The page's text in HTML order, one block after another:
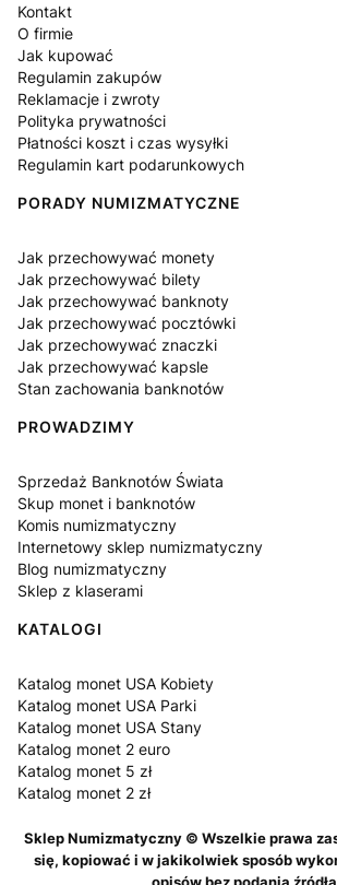
Kontakt
O firmie
Jak kupować
Regulamin zakupów
Reklamacje i zwroty
Polityka prywatności
Płatności koszt i czas wysyłki
Regulamin kart podarunkowych
PORADY NUMIZMATYCZNE
Jak przechowywać monety
Jak przechowywać bilety
Jak przechowywać banknoty
Jak przechowywać pocztówki
Jak przechowywać znaczki
Jak przechowywać kapsle
Stan zachowania banknotów
PROWADZIMY
Sprzedaż Banknotów Świata
Skup monet i banknotów
Komis numizmatyczny
Internetowy sklep numizmatyczny
Blog numizmatyczny
Sklep z klaserami
KATALOGI
Katalog monet USA Kobiety
Katalog monet USA Parki
Katalog monet USA Stany
Katalog monet 2 euro
Katalog monet 5 zł
Katalog monet 2 zł
Sklep Numizmatyczny © Wszelkie prawa
się, kopiować i w jakikolwiek sposób
opisów bez podania źródła